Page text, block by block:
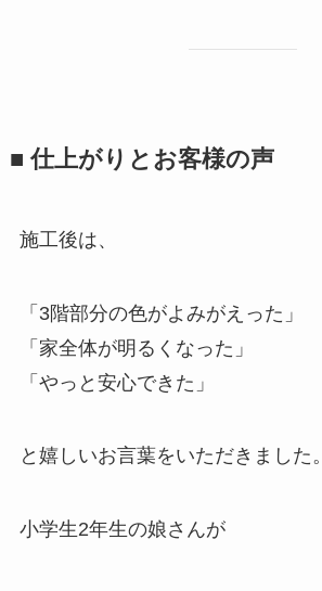
■ 仕上がりとお客様の声
施工後は、
「3階部分の色がよみがえった」
「家全体が明るくなった」
「やっと安心できた」
と嬉しいお言葉をいただきました。
小学生2年生の娘さんが